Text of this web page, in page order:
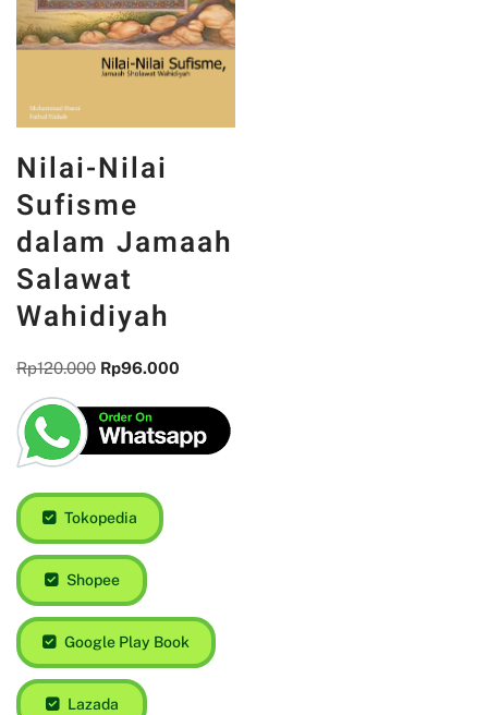
Nilai-Nilai
Sufisme
dalam Jamaah
Salawat
Wahidiyah
Rp120.000 Rp96.000
Tokopedia
Shopee
Google Play Book
Lazada